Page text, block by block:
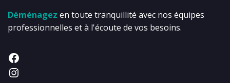
Déménagez en toute tranquillité avec nos équipes
professionnelles et à l'écoute de vos besoins.